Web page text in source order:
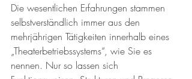
Die wesentlichen Erfahrungen stammen
selbstverständlich immer aus den
mehrjährigen Tätigkeiten innerhalb eines
„Theaterbetriebssystems“, wie Sie es
nennen. Nur so lassen sich